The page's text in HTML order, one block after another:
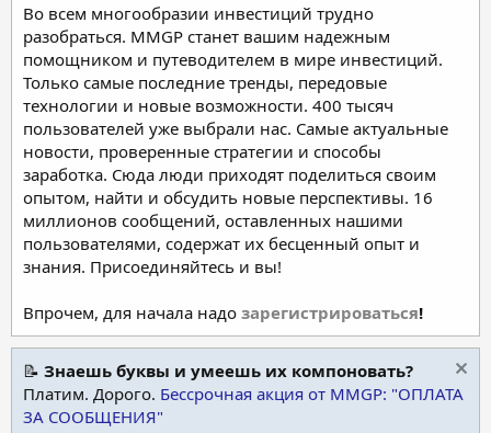
Во всем многообразии инвестиций трудно
разобраться. MMGP станет вашим надежным
помощником и путеводителем в мире инвестиций.
Только самые последние тренды, передовые
технологии и новые возможности. 400 тысяч
пользователей уже выбрали нас. Самые актуальные
новости, проверенные стратегии и способы
заработка. Сюда люди приходят поделиться своим
опытом, найти и обсудить новые перспективы. 16
миллионов сообщений, оставленных нашими
пользователями, содержат их бесценный опыт и
знания. Присоединяйтесь и вы!
Впрочем, для начала надо зарегистрироваться!
📝 Знаешь буквы и умеешь их компоновать?
Платим. Дорого. Бессрочная акция от MMGP: "ОПЛАТА
ЗА СООБЩЕНИЯ"